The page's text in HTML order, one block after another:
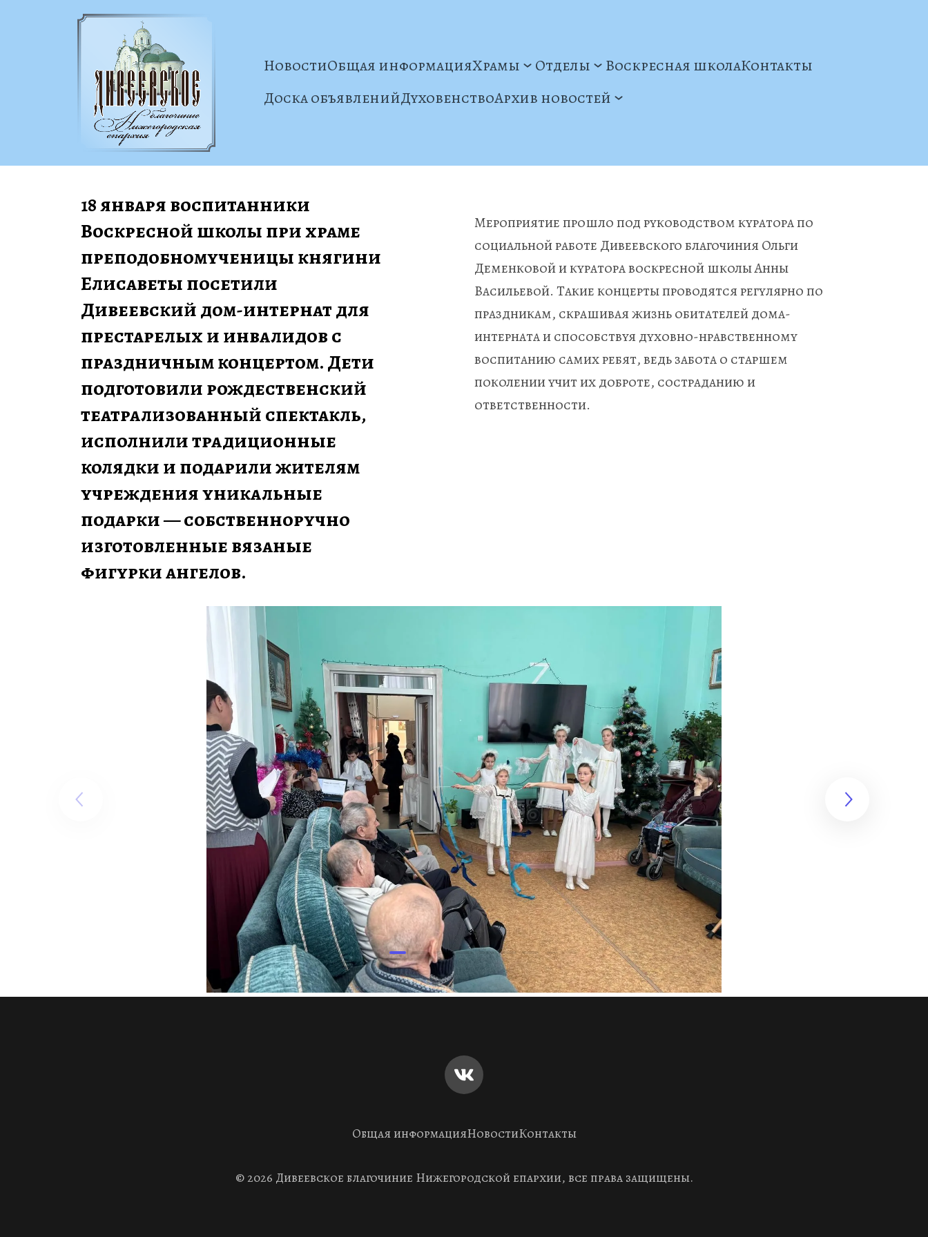
НовостиОбщая информацияХрамы Отделы Воскресная школаКонтакты
Доска объявленийДуховенствоАрхив новостей
18 января воспитанники
Воскресной школы при храме
преподобномученицы княгини
Елисаветы посетили
Дивеевский дом-интернат для
престарелых и инвалидов с
праздничным концертом. Дети
подготовили рождественский
театрализованный спектакль,
исполнили традиционные
колядки и подарили жителям
учреждения уникальные
подарки — собственноручно
изготовленные вязаные
фигурки ангелов.
Мероприятие прошло под руководством куратора по
социальной работе Дивеевского благочиния Ольги
Деменковой и куратора воскресной школы Анны
Васильевой. Такие концерты проводятся регулярно по
праздникам, скрашивая жизнь обитателей дома-
интерната и способствуя духовно-нравственному
воспитанию самих ребят, ведь забота о старшем
поколении учит их доброте, состраданию и
ответственности.
Общая информацияНовостиКонтакты
© 2026 Дивеевское благочиние Нижегородской епархии, все права защищены.